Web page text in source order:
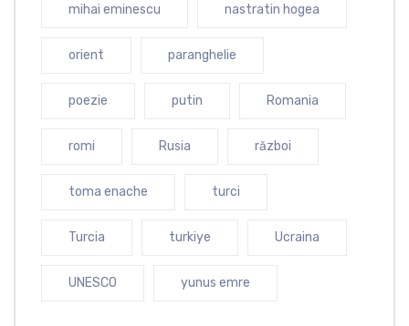
mihai eminescu nastratin hogea
orient paranghelie
poezie putin Romania
romi Rusia război
toma enache turci
Turcia turkiye Ucraina
UNESCO yunus emre